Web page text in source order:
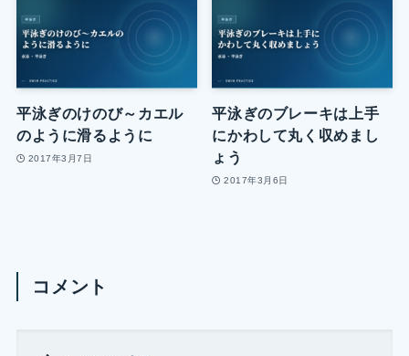
平泳ぎのけのび～カエル
のように滑るように
2017年3月7日
平泳ぎのブレーキは上手
にかわして丸く収めまし
ょう
2017年3月6日
コメント